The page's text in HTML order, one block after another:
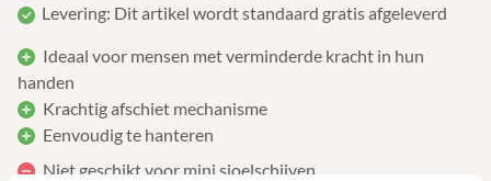
Levering: Dit artikel wordt standaard gratis afgeleverd
Ideaal voor mensen met verminderde kracht in hun
handen
Krachtig afschiet mechanisme
Eenvoudig te hanteren
Niet geschikt voor mini sjoelschijven